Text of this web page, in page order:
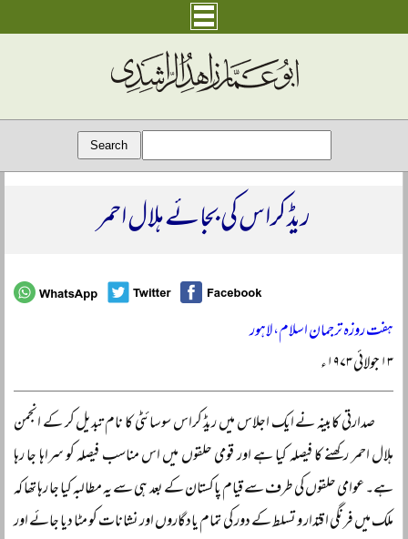
ریڈ کراس کی بجائے ہلال احمر
ہفت روزہ ترجمان اسلام، لاہور
۱۳ جولائی ۱۹۷۳ء
صدارتی کابینہ نے ایک اجلاس میں ریڈ کراس سوسائٹی کا نام تبدیل کر کے انجمن
ہلال احمر رکھنے کا فیصلہ کیا ہے اور قومی حلقوں میں اس مناسب فیصلہ کو سراہا جا رہا
ہے۔ عوامی حلقوں کی طرف سے قیام پاکستان کے بعد ہی سے یہ مطالبہ کیا جا رہا تھا کہ
ملک میں فرنگی ا قتدار و تسلط کے دور کی تمام یادگاروں اور نشانات کو مٹا دیا جائے اور